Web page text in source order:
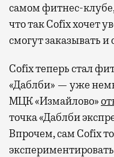
самом фитнес-
что так Сofix хочет
смогут заказывать
Cofix теперь стал
«Даблби» — уже
МЦК «Измайлово»
точка «Даблби
Впрочем, сам Cofix